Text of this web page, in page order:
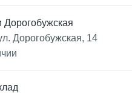
Дорогобужская
Дорогобужская, 14